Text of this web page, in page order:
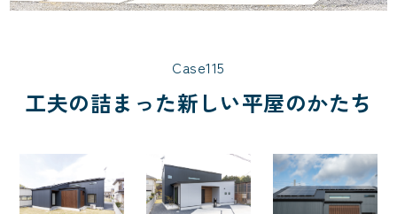
Case115
工夫の詰まった新しい平屋のかたち